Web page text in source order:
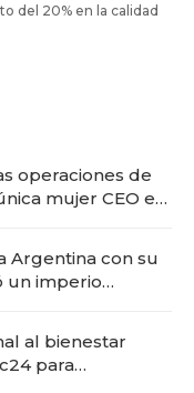
del 20% en la calidad
operaciones de
mujer CEO en
Argentina con su
un imperio
al bienestar
para